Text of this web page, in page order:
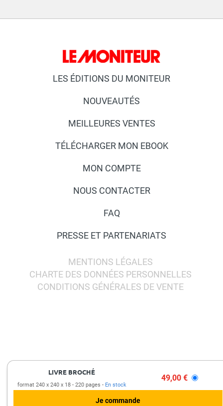
LIVRE BROCHÉ
format 240 x 240 x 18 220 pages En stock
49,00 €
LES ÉDITIONS DU MONITEUR
NOUVEAUTÉS
MEILLEURES VENTES
TÉLÉCHARGER MON EBOOK
MON COMPTE
NOUS CONTACTER
FAQ
PRESSE ET PARTENARIATS
MENTIONS LÉGALES
CHARTE DES DONNÉES PERSONNELLES
CONDITIONS GÉNÉRALES DE VENTE